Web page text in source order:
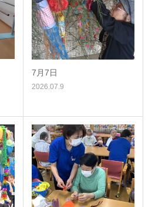
7月7日
2026.07.9